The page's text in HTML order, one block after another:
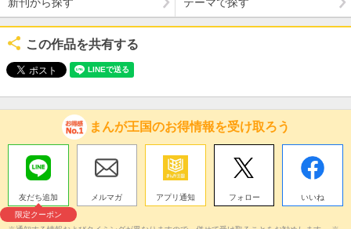
この作品を共有する
まんが王国のお得情報を受け取ろう
友だち追加
限定クーポン
メルマガ アプリ通知 フォロー いいね